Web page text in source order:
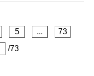
5 ...
73
/73